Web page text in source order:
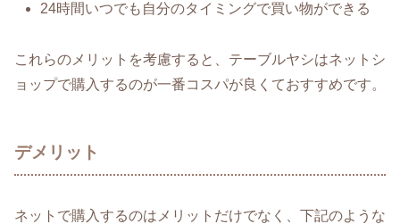
24時間いつでも自分のタイミングで買い物ができる
これらのメリットを考慮すると、テーブルヤシはネットシ
ョップで購入するのが一番コスパが良くておすすめです。
デメリット
ネットで購入するのはメリットだけでなく、下記のような